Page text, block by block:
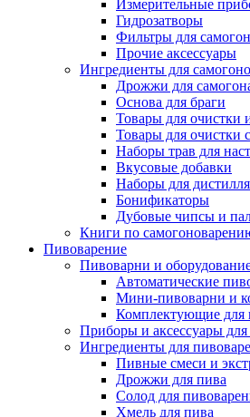
Измерительные
Гидрозатворы
Фильтры для
Прочие аксессуары
Ингредиенты для
Дрожжи для
Основа для браги
Товары для очистки
Товары для очистки
Наборы трав для
Вкусовые добавки
Наборы для
Бонификаторы
Дубовые чипсы и
Книги по
Пивоварение
Пивоварни и
Автоматические
Мини-пивоварни и
Комплектующие для
Приборы и аксессуары для
Ингредиенты для
Пивные смеси и
Дрожжи для пива
Солод для
Хмель для пива